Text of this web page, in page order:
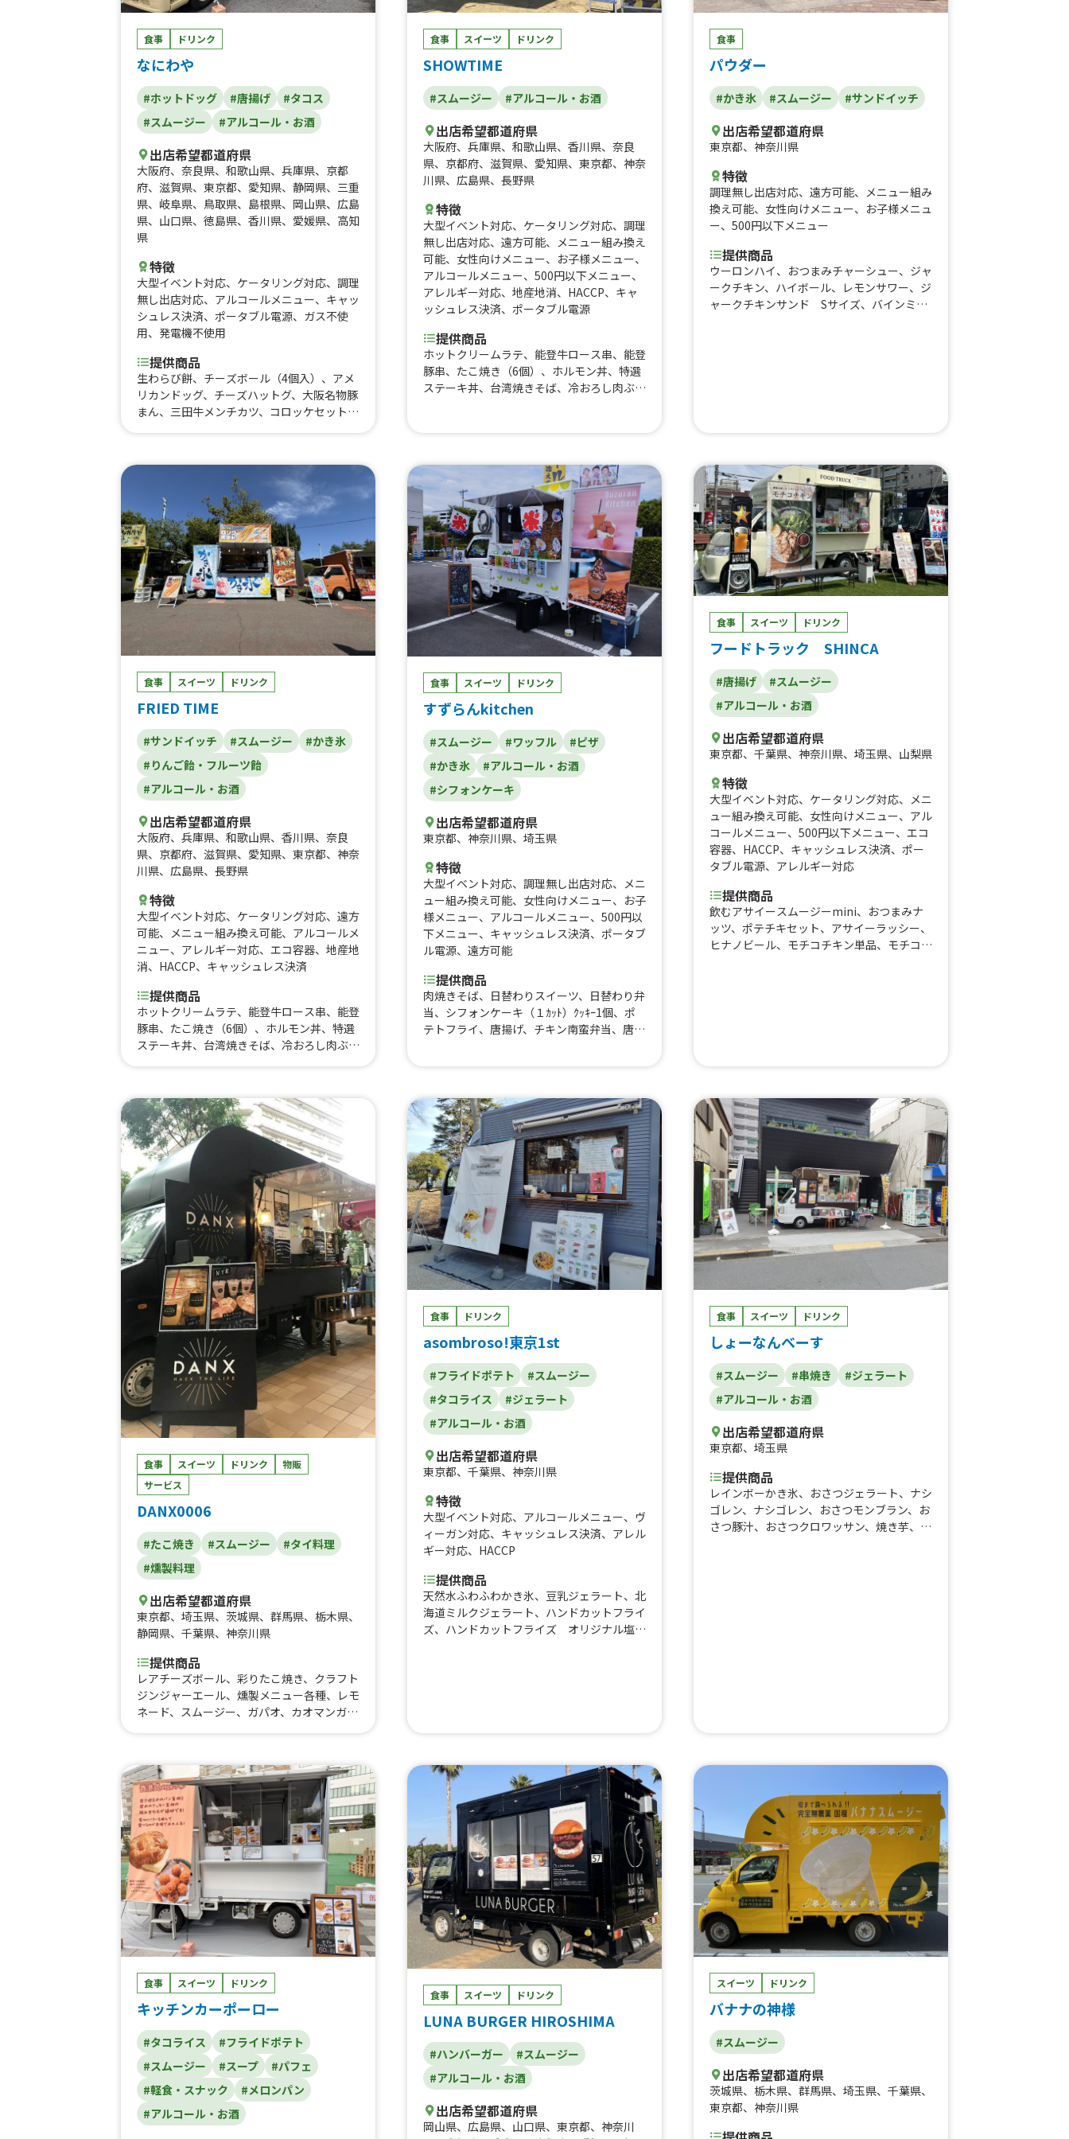
食事 ドリンク
なにわや
#ホットドッグ #唐揚げ
#タコス
#スムージー
#アルコール・お酒
出店希望都道府県
大阪府、 奈良県、 和歌山県、 兵庫県、 京都
府、 滋賀県、 東京都、 愛知県、 静岡県、 三重
県、 岐阜県、 鳥取県、 島根県、 岡山県、 広島
県、 山口県、 徳島県、 香川県、 愛媛県、 高知
県
特徴
大型イベント対応、 ケータリング対応、 調理
無し出店対応、 アルコールメニュー、 キャッ
シュレス決済、 ポータブル電源、 ガス不使
用、 発電機不使用
提供商品
生わらび餅、チーズボール（4個入）、アメ
リカンドッグ、チーズハットグ、大阪名物豚
まん、三田牛メンチカツ、コロッケセット、
コロッケ弁当、たい焼き、牛タン串、チュロ
ス、生ビール、角ハイボール、酎ハイ、ノー
アルコール、三田牛メンチカツ、コロッケセ
ット、その他サイドメニュー、牛丼、ふわふ
わ果実かき氷、ハワイアンバーガー、かき氷
（ふわふわ氷）、生ビール、ハイボール、酎
ハイ、ソフトドリンク、かき氷、三田牛（メ
ンチカツ、コロッケ）チーズハットグ、チー
ズボール、フランクフルト、フライドポテ
ト、ダージーパイ、かき氷、かしみん焼き
フルト、ソフトドリンク、ダージーパイ、か
ーパイ、三田牛メンチカツ、三田牛コロッ
ケ、フランクフルト、チーズハットグ、チー
ズボール、ポテトチーズハットグ、チーズハ
ットグ、チーズボール、三田牛メンチカツ、
三田牛コロッケ、フランクフルト、牛串（牛
タン、牛ハラミ、牛カルビ）三田牛（メンチ
カツ、コロッケ）チーズハットグ、チーズボ
ール、フランクフルト、フライドポテト、ダ
ージーパイ、アルコール、牛串（牛タン、牛
ハラミ、牛カルビ）三田牛（メンチカツ、コ
ロッケ）チーズハットグ、チーズボール、フ
ランクフルト、ポテト、ドリンク（アルコー
ル）、三田牛メンチカツ、三田牛コロッケセ
ット、①トルティーヤ（タコス、ジャークチ
キン、プルコギ、ドック）②ドリンク（アル
コール、ソフトドリンク等）、ボリューム弁
当
食事 スイーツ ドリンク
SHOWTIME
#スムージー #アルコール・お酒
出店希望都道府県
大阪府、 兵庫県、 和歌山県、 香川県、 奈良
県、 京都府、 滋賀県、 愛知県、 東京都、 神奈
川県、 広島県、 長野県
特徴
大型イベント対応、 ケータリング対応、 調理
無し出店対応、 遠方可能、 メニュー組み換え
可能、 女性向けメニュー、 お子様メニュー、
アルコールメニュー、 500円以下メニュー、
アレルギー対応、 地産地消、 HACCP、 キャ
ッシュレス決済、 ポータブル電源
提供商品
ホットクリームラテ、能登牛ロース串、能登
豚串、たこ焼き（6個）、ホルモン丼、特選
ステーキ丼、台湾焼きそば、冷おろし肉ぶっ
く飴、生ビール、ミルク練乳かき氷、唐揚
げ、ロングポテト、厚焼きたまごサンド、厚
焼きチーズたまごサンド、厚焼き明太たまご
サンド、すき焼きたまごサンド
食事
パウダー
#かき氷 #スムージー #サンドイッチ
出店希望都道府県
東京都、 神奈川県
特徴
調理無し出店対応、 遠方可能、 メニュー組み
換え可能、 女性向けメニュー、 お子様メニュ
ー、 500円以下メニュー
提供商品
ウーロンハイ、おつまみチャーシュー、ジャ
ークチキン、ハイボール、レモンサワー、ジ
ャークチキンサンド Sサイズ、バインミ
食事 スイーツ ドリンク
FRIED TIME
#サンドイッチ #スムージー
#かき氷
#りんご飴・フルーツ飴
#アルコール・お酒
出店希望都道府県
大阪府、 兵庫県、 和歌山県、 香川県、 奈良
県、 京都府、 滋賀県、 愛知県、 東京都、 神奈
川県、 広島県、 長野県
特徴
大型イベント対応、 ケータリング対応、 遠方
可能、 メニュー組み換え可能、 アルコールメ
ニュー、 アレルギー対応、 エコ容器、 地産地
消、 HACCP、 キャッシュレス決済
提供商品
ホットクリームラテ、能登牛ロース串、能登
豚串、たこ焼き（6個）、ホルモン丼、特選
ステーキ丼、台湾焼きそば、冷おろし肉ぶっ
煮丼、上海焼きそば、出汁うどん、牛すじカ
レー、クレープ各種、りんご飴、果実のしず
く飴、生ビール、ミルク練乳かき氷、唐揚
げ、ロングポテト、厚焼きたまごサンド、厚
焼きチーズたまごサンド、厚焼き明太たまご
サンド、すき焼きたまごサンド
食事 スイーツ ドリンク
すずらんkitchen
#スムージー #ワッフル
#ピザ
#かき氷
#アルコール・お酒
#シフォンケーキ
出店希望都道府県
東京都、 神奈川県、 埼玉県
特徴
大型イベント対応、 調理無し出店対応、
メニ
ュー組み換え可能、 女性向けメニュー、 お子
様メニュー、 アルコールメニュー、 500円以
下メニュー、 キャッシュレス決済、 ポータブ
ル電源、 遠方可能
提供商品
肉焼きそば、日替わりスイーツ、日替わり弁
当、シフォンケーキ（１ｶｯﾄ）ｸｯｷｰ1個、ポ
テトフライ、唐揚げ、チキン南蛮弁当、唐揚
氷、新感覚ワッフルバー、トロピカルスムー
ジー、ストロベリースムージー
食事 スイーツ ドリンク
フードトラック SHINCA
#唐揚げ
#スムージー
#アルコール・お酒
出店希望都道府県
東京都、 千葉県、 神奈川県、 埼玉県、 山梨県
特徴
大型イベント対応、 ケータリング対応、
メニ
ュー組み換え可能、 女性向けメニュー、 アル
コールメニュー、 500円以下メニュー、 エコ
容器、 HACCP、 キャッシュレス決済、 ポー
タブル電源、 アレルギー対応
提供商品
飲むアサイースムージーmini、おつまみナ
ッツ、ポテチキセット、アサイーラッシー、
ヒナノビール、モチコチキン単品、モチコチ
食事 スイーツ ドリンク
物販
サービス
DANX0006
#たこ焼き #スムージー
#タイ料理
#燻製料理
出店希望都道府県
東京都、 埼玉県、 茨城県、 群馬県、 栃木県、
静岡県、 千葉県、 神奈川県
提供商品
レアチーズボール、彩りたこ焼き、クラフト
ジンジャーエール、燻製メニュー各種、レモ
ネード、スムージー、ガパオ、カオマンガ
テト、牛串、タコの柔らか煮込みごはん、タ
コライス、BBQポークライス、BBQチキ
ン、ベイクドドーナツ、モロッコ風チキンご
はん、白身魚のレモンソテー
食事 ドリンク
asombroso!東京1st
#フライドポテト
#スムージー
#タコライス
#ジェラート
#アルコール・お酒
出店希望都道府県
東京都、 千葉県、 神奈川県
特徴
大型イベント対応、 アルコールメニュー、 ヴ
ィーガン対応、 キャッシュレス決済、 アレル
ギー対応、 HACCP
提供商品
天然水ふわふわかき氷、豆乳ジェラート、北
海道ミルクジェラート、ハンドカットフライ
ズ、ハンドカットフライズ オリジナル塩、
ライズ カシューナッツマヨネーズfor Vega
n、クラフトビール
食事 スイーツ ドリンク
しょーなんべーす
#スムージー #串焼き
#ジェラート
#アルコール・お酒
出店希望都道府県
東京都、 埼玉県
提供商品
レインボーかき氷、おさつジェラート、ナシ
ゴレン、ナシゴレン、おさつモンブラン、お
さつ豚汁、おさつクロワッサン、焼き芋、缶
食事 スイーツ ドリンク
キッチンカーポーロー
#タコライス
#フライドポテト
#スムージー
#スープ
#パフェ
#軽食・スナック
#メロンパン
#アルコール・お酒
食事 スイーツ ドリンク
LUNA BURGER HIROSHIMA
#ハンバーガー
#スムージー
#アルコール・お酒
出店希望都道府県
岡山県、 広島県、 山口県、 東京都、 神奈川
スイーツ ドリンク
バナナの神様
#スムージー
出店希望都道府県
茨城県、 栃木県、 群馬県、 埼玉県、 千葉県、
東京都、 神奈川県